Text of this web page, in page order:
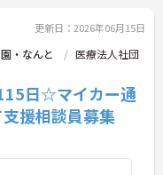
更新日：2026年06月15日
・なんと
医療法人社団
日☆マイカー通
援相談員募集